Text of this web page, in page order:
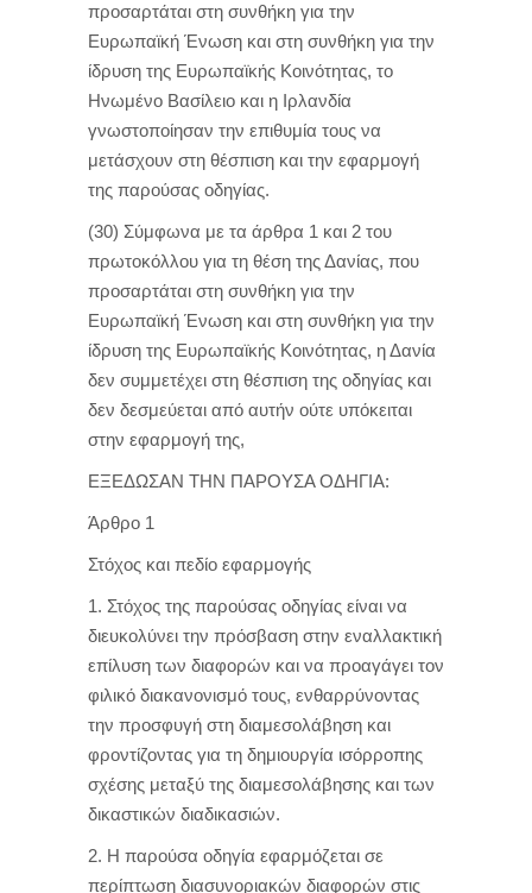
προσαρτάται στη συνθήκη για την
Ευρωπαϊκή Ένωση και στη συνθήκη για την
ίδρυση της Ευρωπαϊκής Κοινότητας, το
Ηνωμένο Βασίλειο και η Ιρλανδία
γνωστοποίησαν την επιθυμία τους να
μετάσχουν στη θέσπιση και την εφαρμογή
της παρούσας οδηγίας.
(30) Σύμφωνα με τα άρθρα 1 και 2 του
πρωτοκόλλου για τη θέση της Δανίας, που
προσαρτάται στη συνθήκη για την
Ευρωπαϊκή Ένωση και στη συνθήκη για την
ίδρυση της Ευρωπαϊκής Κοινότητας, η Δανία
δεν συμμετέχει στη θέσπιση της οδηγίας και
δεν δεσμεύεται από αυτήν ούτε υπόκειται
στην εφαρμογή της,
ΕΞΕΔΩΣΑΝ ΤΗΝ ΠΑΡΟΥΣΑ ΟΔΗΓΙΑ:
Άρθρο 1
Στόχος και πεδίο εφαρμογής
1. Στόχος της παρούσας οδηγίας είναι να
διευκολύνει την πρόσβαση στην εναλλακτική
επίλυση των διαφορών και να προαγάγει τον
φιλικό διακανονισμό τους, ενθαρρύνοντας
την προσφυγή στη διαμεσολάβηση και
φροντίζοντας για τη δημιουργία ισόρροπης
σχέσης μεταξύ της διαμεσολάβησης και των
δικαστικών διαδικασιών.
2. Η παρούσα οδηγία εφαρμόζεται σε
περίπτωση διασυνοριακών διαφορών στις